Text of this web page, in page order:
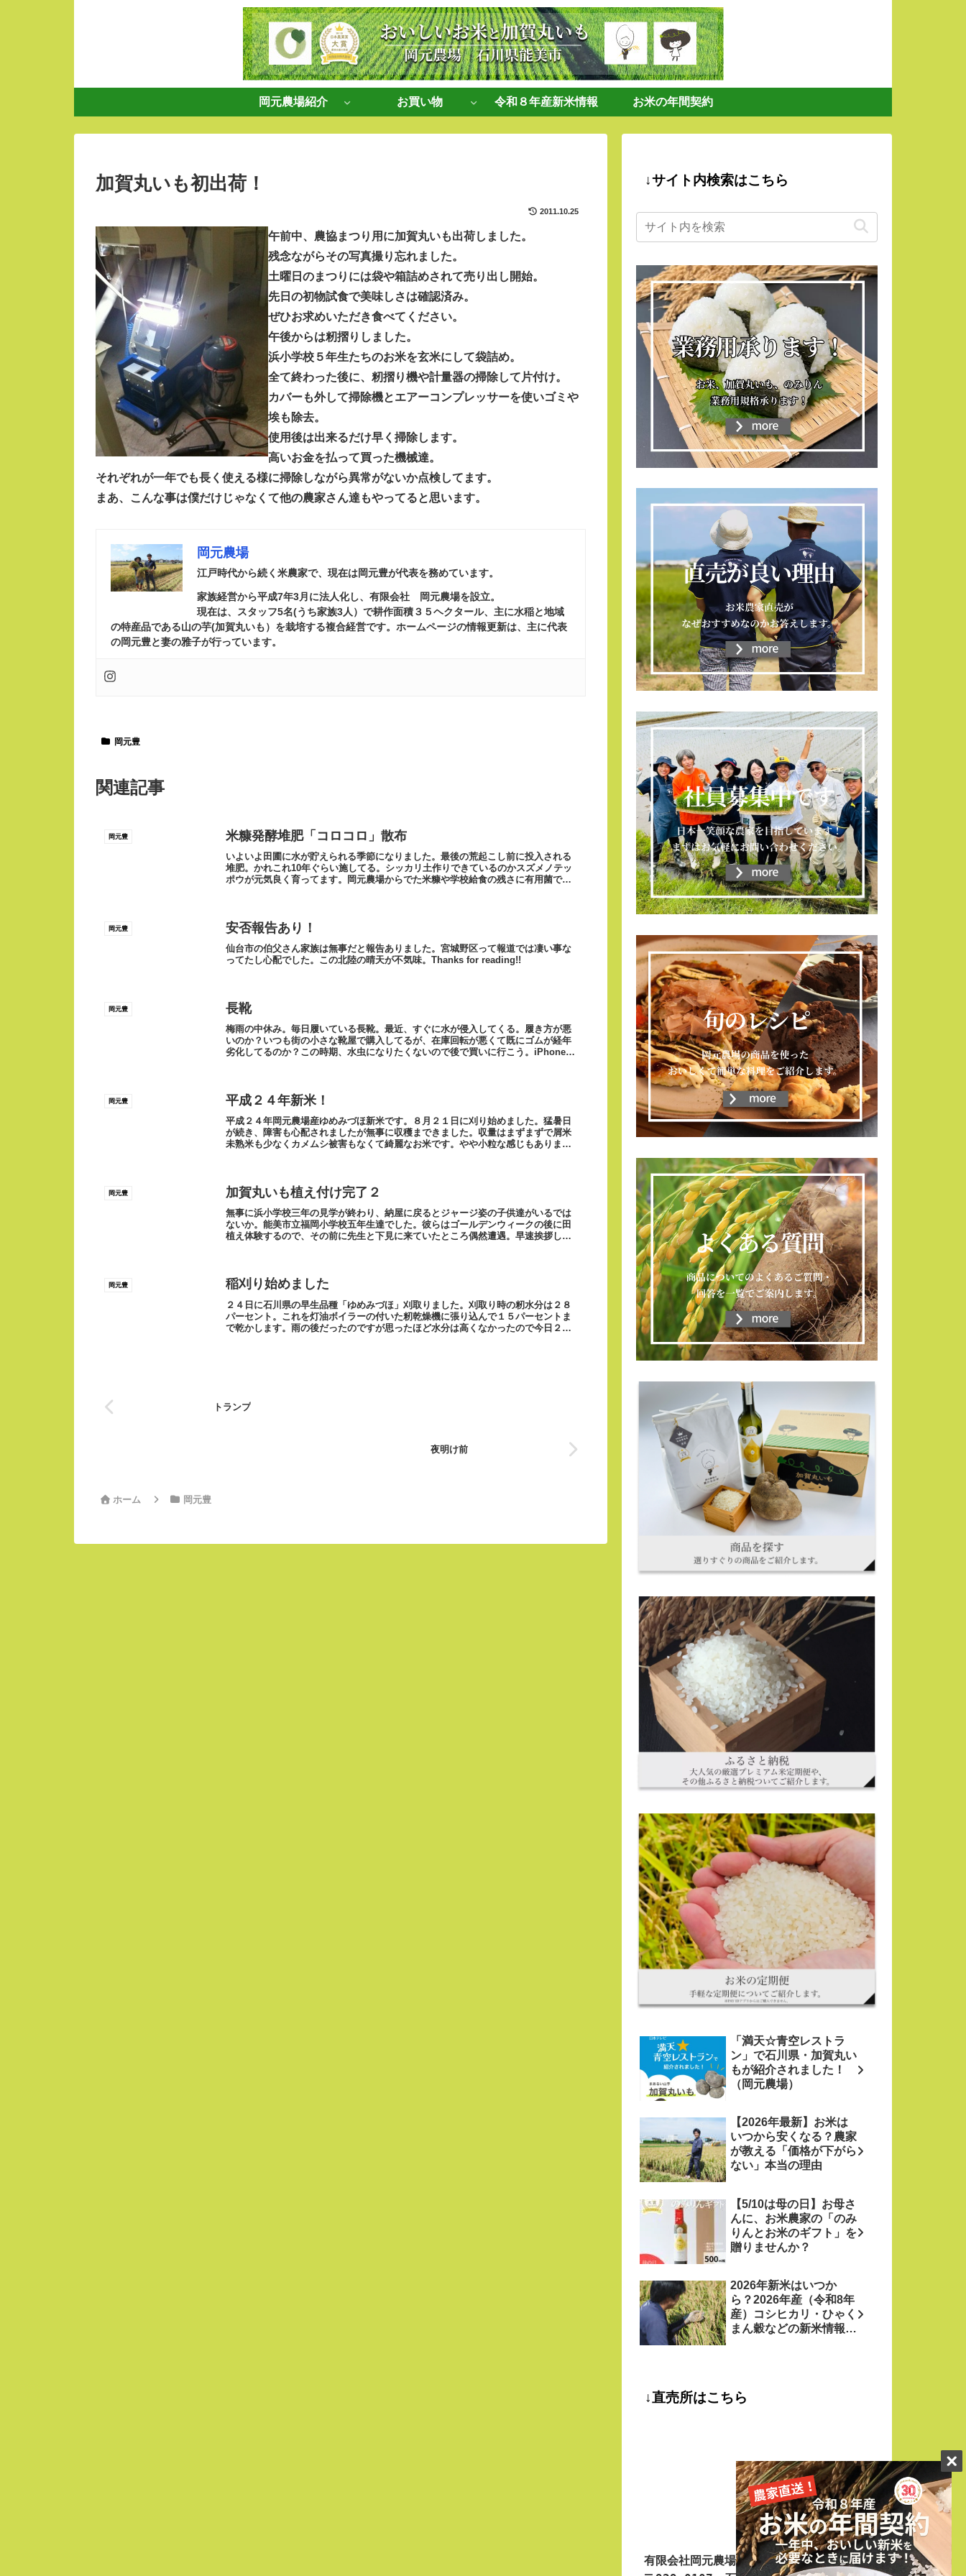
岡元農場紹介 お買い物 令和８年産新米情報 お米の年間契約
加賀丸いも初出荷！
2011.10.25
午前中、農協まつり用に加賀丸いも出荷しました。
残念ながらその写真撮り忘れました。
土曜日のまつりには袋や箱詰めされて売り出し開始。
先日の初物試食で美味しさは確認済み。
ぜひお求めいただき食べてください。
午後からは籾摺りしました。
浜小学校５年生たちのお米を玄米にして袋詰め。
全て終わった後に、籾摺り機や計量器の掃除して片付け。
カバーも外して掃除機とエアーコンプレッサーを使いゴミや
埃も除去。
使用後は出来るだけ早く掃除します。
高いお金を払って買った機械達。
それぞれが一年でも長く使える様に掃除しながら異常がないか点検してます。
まあ、こんな事は僕だけじゃなくて他の農家さん達もやってると思います。
岡元農場
江戸時代から続く米農家で、現在は岡元豊が代表を務めています。
家族経営から平成7年3月に法人化し、有限会社 岡元農場を設立。
現在は、スタッフ5名(うち家族3人）で耕作面積３５ヘクタール、主に水稲と地域
の特産品である山の芋(加賀丸いも）を栽培する複合経営です。ホームページの情報更新は、主に代表
の岡元豊と妻の雅子が行っています。
岡元豊
関連記事
岡元豊 米糠発酵堆肥「コロコロ」散布
いよいよ田圃に水が貯えられる季節になりました。最後の荒起こし前に投入される
堆肥。かれこれ10年ぐらい施してる。シッカリ土作りできているのかスズメノテッ
ポウが元気良く育ってます。岡元農場からでた米糠や学校給食の残さに有用菌で発
岡元豊 安否報告あり！
仙台市の伯父さん家族は無事だと報告ありました。宮城野区って報道では凄い事な
ってたし心配でした。この北陸の晴天が不気味。Thanks for reading!!
岡元豊 長靴
梅雨の中休み。毎日履いている長靴。最近、すぐに水が侵入してくる。履き方が悪
いのか？いつも街の小さな靴屋で購入してるが、在庫回転が悪くて既にゴムが経年
劣化してるのか？この時期、水虫になりたくないので後で買いに行こう。iPhoneか
岡元豊 平成２４年新米！
平成２４年岡元農場産ゆめみづほ新米です。８月２１日に刈り始めました。猛暑日
が続き、障害も心配されましたが無事に収穫まできました。収量はまずまずで屑米
未熟米も少なくカメムシ被害もなくて綺麗なお米です。やや小粒な感じもあります
岡元豊 加賀丸いも植え付け完了２
無事に浜小学校三年の見学が終わり、納屋に戻るとジャージ姿の子供達がいるでは
ないか。能美市立福岡小学校五年生達でした。彼らはゴールデンウィークの後に田
植え体験するので、その前に先生と下見に来ていたところ偶然遭遇。早速挨拶して
岡元豊 稲刈り始めました
２４日に石川県の早生品種「ゆめみづほ」刈取りました。刈取り時の籾水分は２８
パーセント。これを灯油ボイラーの付いた籾乾燥機に張り込んで１５パーセントま
で乾かします。雨の後だったのですが思ったほど水分は高くなかったので今日２５
トランプ
夜明け前
ホーム 岡元豊
↓サイト内検索はこちら
「満天☆青空レストラ
ン」で石川県・加賀丸い
もが紹介されました！
（岡元農場）
【2026年最新】お米は
いつから安くなる？農家
が教える「価格が下がら
ない」本当の理由
【5/10は母の日】お母さ
んに、お米農家の「のみ
りんとお米のギフト」を
贈りませんか？
2026年新米はいつか
ら？2026年産（令和8年
産）コシヒカリ・ひゃく
まん穀などの新米情報を
↓直売所はこちら
有限会社岡元農場